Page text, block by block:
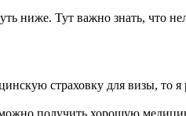
ниже. Тут важно знать, что
страховку для визы, то я
можно получить хорошую